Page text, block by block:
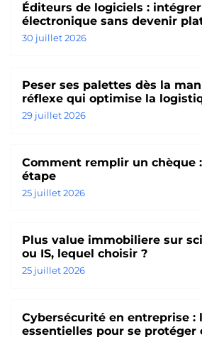
Éditeurs de logiciels :
électronique sans devenir
30 juillet 2026
Peser ses palettes dès la
réflexe qui optimise la
29 juillet 2026
Comment remplir un chèque
étape
25 juillet 2026
Plus value immobiliere sur
ou IS, lequel choisir ?
25 juillet 2026
Cybersécurité en entreprise :
essentielles pour se protéger